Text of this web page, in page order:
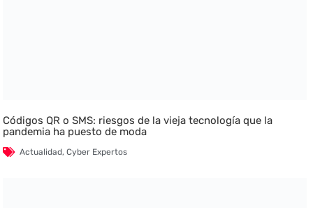
Códigos QR o SMS: riesgos de la vieja tecnología que la
pandemia ha puesto de moda
Actualidad,Cyber Expertos